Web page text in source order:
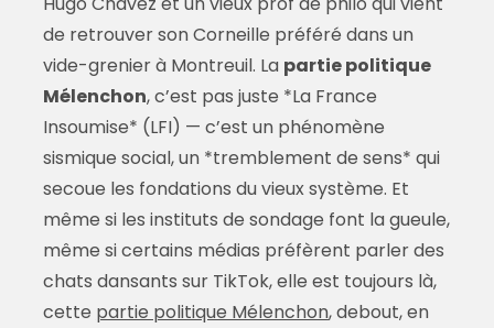
de retrouver son Corneille préféré dans un
vide-grenier à Montreuil. La partie politique
Mélenchon, c’est pas juste *La France
Insoumise* (LFI) — c’est un phénomène
sismique social, un *tremblement de sens* qui
secoue les fondations du vieux système. Et
même si les instituts de sondage font la gueule,
même si certains médias préfèrent parler des
chats dansants sur TikTok, elle est toujours là,
cette partie politique Mélenchon, debout, en